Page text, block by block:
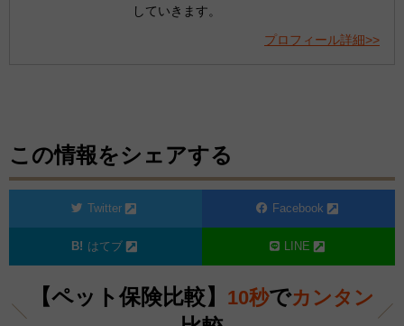
していきます。
プロフィール詳細>>
この情報をシェアする
Twitter Facebook
はてブ LINE
【ペット保険比較】 10秒でカンタン